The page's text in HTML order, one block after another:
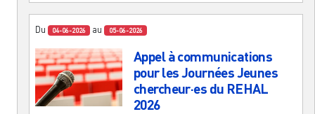
Du 04-06-2026 au 05-06-2026
Appel à communications
pour les Journées Jeunes
chercheur·es du REHAL
2026